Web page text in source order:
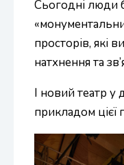
Сьогодні люди
просторів, які
натхнення та
І новий театр у
прикладом цієї